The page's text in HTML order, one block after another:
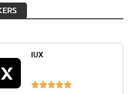
IUX
